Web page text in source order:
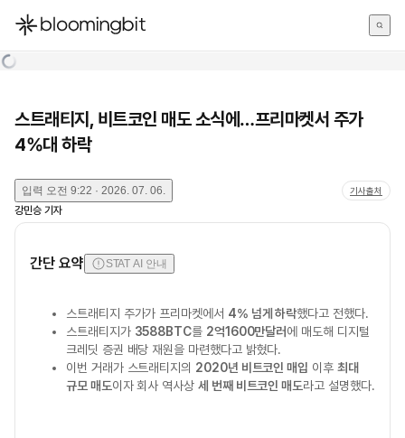
한국어
스트래티지, 비트코인 매도 소식에…프리마켓서 주가
4%대 하락
입력 오전 9:22 · 2026. 07. 06. 기사출처
강민승 기자
간단 요약 STAT AI 안내
스트래티지 주가가 프리마켓에서 4% 넘게 하락했다고 전했다.
스트래티지가 3588BTC를 2억1600만달러에 매도해 디지털
크레딧 증권 배당 재원을 마련했다고 밝혔다.
이번 거래가 스트래티지의 2020년 비트코인 매입 이후 최대
규모 매도이자 회사 역사상 세 번째 비트코인 매도라고 설명했다.